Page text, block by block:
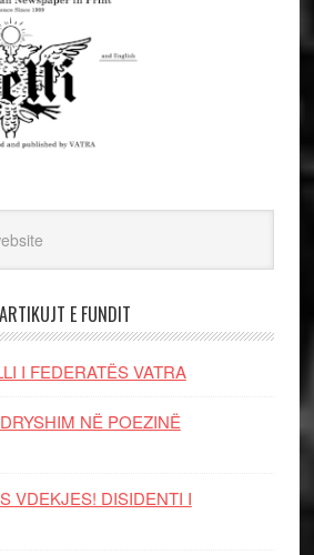
ARTIKUJT E FUNDIT
I FEDERATËS VATRA
NË POEZINË
VDEKJES! DISIDENTI I